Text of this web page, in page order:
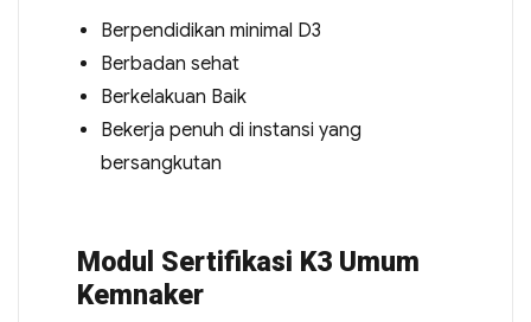
Berpendidikan minimal D3
Berbadan sehat
Berkelakuan Baik
Bekerja penuh di instansi yang
bersangkutan
Modul Sertifikasi K3 Umum
Kemnaker